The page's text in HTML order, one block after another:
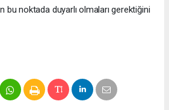
bu noktada duyarlı olmaları gerektiğini